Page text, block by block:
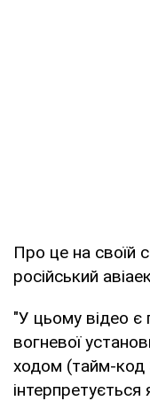
Про це на своїй
російський
"У цьому відео є
вогневої
ходом (тайм-код
інтерпретується